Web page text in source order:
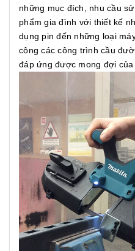
những mục đích, nhu cầu
phẩm gia đình với thiết kế
dụng pin đến những loại
công các công trình cầu
đáp ứng được mong đợi của